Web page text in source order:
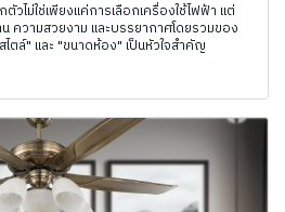
วไม่ใช่เพียงแค่การเลือกเครื่องใช้ไฟฟ้า แต่
ความสวยงาม และบรรยากาศโดยรวมของ
ตล์" และ "ขนาดห้อง" เป็นหัวใจสำคัญ